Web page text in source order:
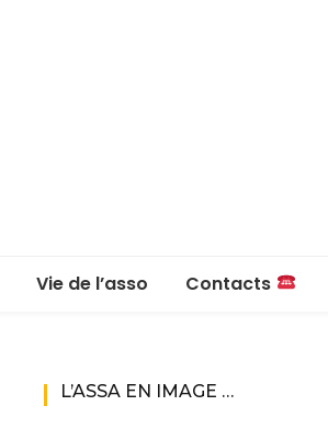
Vie de l’asso
Contacts
Contacts
L’ASSA EN IMAGE …